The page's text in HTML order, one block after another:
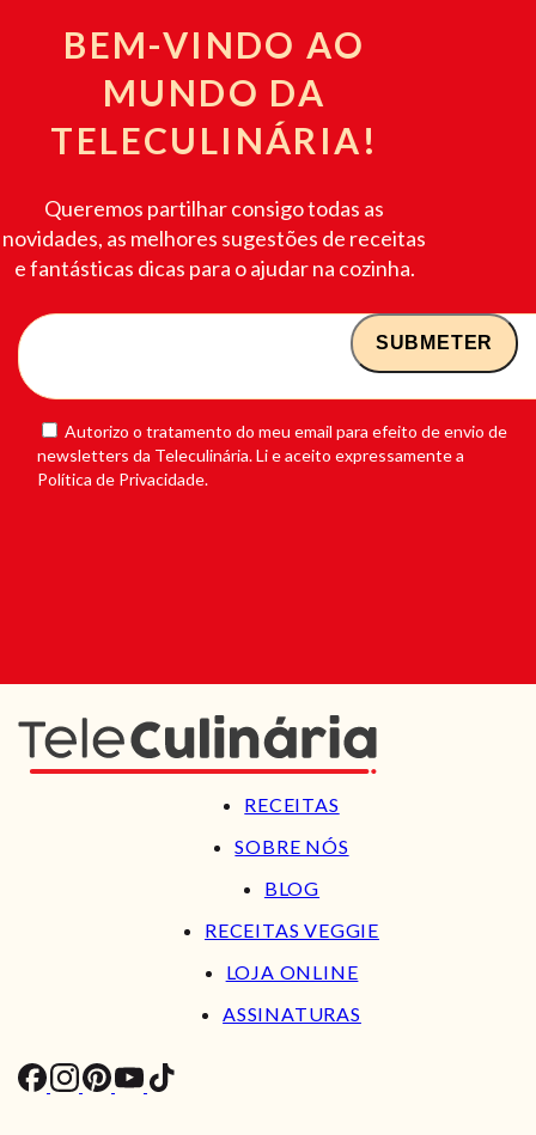
BEM-VINDO AO
MUNDO DA
TELECULINÁRIA!
Queremos partilhar consigo todas as
novidades, as melhores sugestões de receitas
e fantásticas dicas para o ajudar na cozinha.
Autorizo o tratamento do meu email para efeito de envio de
newsletters da Teleculinária. Li e aceito expressamente a
Política de Privacidade.
RECEITAS
SOBRE NÓS
BLOG
RECEITAS VEGGIE
LOJA ONLINE
ASSINATURAS